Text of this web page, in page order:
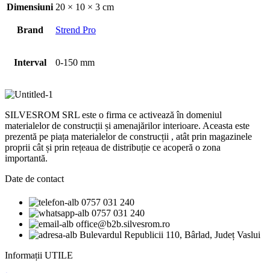
Dimensiuni 20 × 10 × 3 cm
Brand Strend Pro
Interval 0-150 mm
SILVESROM SRL este o firma ce activează în domeniul
materialelor de construcții și amenajărilor interioare. Aceasta este
prezentă pe piața materialelor de construcții , atât prin magazinele
proprii cât și prin rețeaua de distribuție ce acoperă o zona
importantă.
Date de contact
0757 031 240
0757 031 240
office@b2b.silvesrom.ro
Bulevardul Republicii 110, Bârlad, Județ Vaslui
Informații UTILE